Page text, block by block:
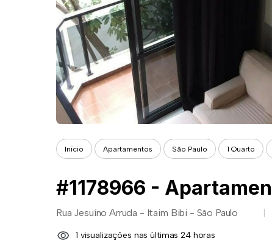
Início Apartamentos São Paulo 1 Quarto
Rua Jesuíno Arruda - Itaim Bibi - São Paulo
1 visualizações nas últimas 24 horas